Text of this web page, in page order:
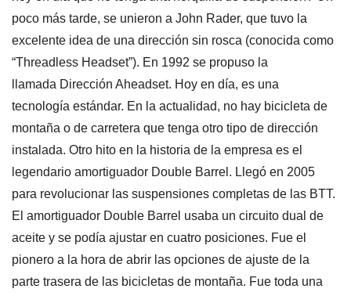
poco más tarde, se unieron a John Rader, que tuvo la
excelente idea de una dirección sin rosca (conocida como
“Threadless Headset”). En 1992 se propuso la
llamada Dirección Aheadset. Hoy en día, es una
tecnología estándar. En la actualidad, no hay bicicleta de
montaña o de carretera que tenga otro tipo de dirección
instalada. Otro hito en la historia de la empresa es el
legendario amortiguador Double Barrel. Llegó en 2005
para revolucionar las suspensiones completas de las BTT.
El amortiguador Double Barrel usaba un circuito dual de
aceite y se podía ajustar en cuatro posiciones. Fue el
pionero a la hora de abrir las opciones de ajuste de la
parte trasera de las bicicletas de montaña. Fue toda una